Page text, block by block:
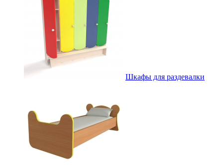
Шкафы для раздевалки